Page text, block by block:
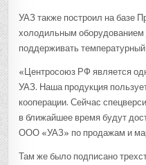
УАЗ также построил на базе
холодильным оборудованием
поддерживать
«Центросоюз РФ является
УАЗ. Наша продукция
кооперации. Сейчас
в ближайшее время будут
ООО «УАЗ» по продажам и
Там же было подписано